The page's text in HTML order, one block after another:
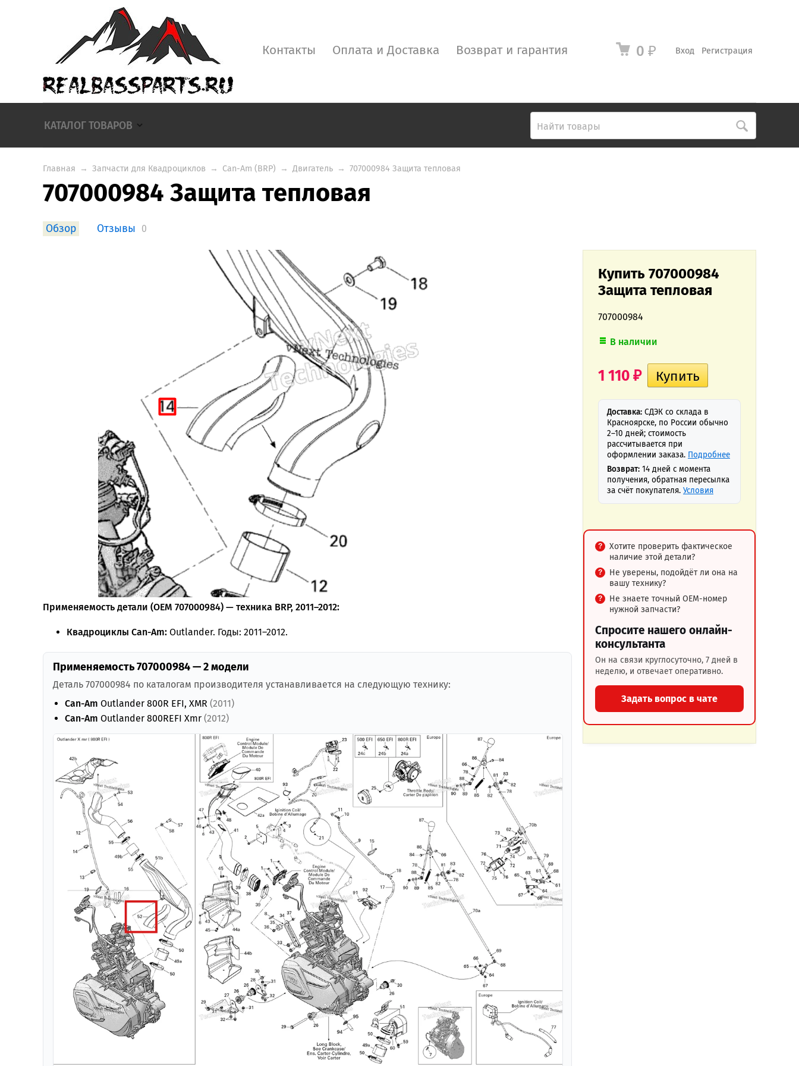
Вход Регистрация
0 ₽
Контакты Оплата и Доставка Возврат и гарантия
КАТАЛОГ ТОВАРОВ
Главная → Запчасти для Квадроциклов → Can-Am (BRP) → Двигатель → 707000984 Защита тепловая
707000984 Защита тепловая
Обзор Отзывы 0
Купить 707000984
Защита тепловая
707000984
В наличии
1 110 ₽
Доставка: СДЭК со склада в
Красноярске, по России обычно
2–10 дней; стоимость
рассчитывается при
оформлении заказа. Подробнее
Возврат: 14 дней с момента
получения, обратная пересылка
за счёт покупателя. Условия
Хотите проверить фактическое
наличие этой детали?
Не уверены, подойдёт ли она на
вашу технику?
Не знаете точный OEM-номер
нужной запчасти?
Спросите нашего онлайн-
консультанта
Он на связи круглосуточно, 7 дней в
неделю, и отвечает оперативно.
Задать вопрос в чате
Применяемость детали (OEM 707000984) — техника BRP, 2011–2012:
Квадроциклы Can-Am: Outlander. Годы: 2011–2012.
Применяемость 707000984 — 2 модели
Деталь 707000984 по каталогам производителя устанавливается на следующую технику:
Can-Am Outlander 800R EFI, XMR (2011)
Can-Am Outlander 800REFI Xmr (2012)